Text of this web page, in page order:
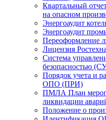
Квартальный
на опасном
Энергоаудит
Энергоаудит
Переоформление
Лицензия
Система
безопасностью
Порядок учета и
ОПО (ПРИ)
ПМЛА План
ликвидации
Положение о